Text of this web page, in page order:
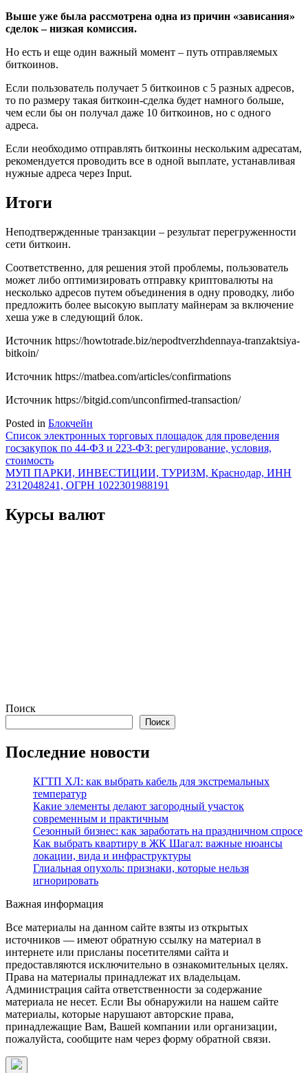
Выше уже была рассмотрена одна из причин «зависания»
сделок – низкая комиссия.
Но есть и еще один важный момент – путь отправляемых
биткоинов.
Если пользователь получает 5 биткоинов с 5 разных адресов,
то по размеру такая биткоин-сделка будет намного больше,
чем если бы он получал даже 10 биткоинов, но с одного
адреса.
Если необходимо отправлять биткоины нескольким адресатам,
рекомендуется проводить все в одной выплате, устанавливая
нужные адреса через Input.
Итоги
Неподтвержденные транзакции – результат перегруженности
сети биткоин.
Соответственно, для решения этой проблемы, пользователь
может либо оптимизировать отправку криптовалюты на
несколько адресов путем объединения в одну проводку, либо
предложить более высокую выплату майнерам за включение
хеша уже в следующий блок.
Источник https://howtotrade.biz/nepodtverzhdennaya-tranzaktsiya-
bitkoin/
Источник https://matbea.com/articles/confirmations
Источник https://bitgid.com/unconfirmed-transaction/
Posted in Блокчейн
Навигация
по
записям
Список электронных торговых площадок для проведения
госзакупок по 44-ФЗ и 223-ФЗ: регулирование, условия,
стоимость
МУП ПАРКИ, ИНВЕСТИЦИИ, ТУРИЗМ, Краснодар, ИНН
2312048241, ОГРН 1022301988191
Курсы валют
Поиск
Поиск
Последние новости
КГТП ХЛ: как выбрать кабель для экстремальных
температур
Какие элементы делают загородный участок
современным и практичным
Сезонный бизнес: как заработать на праздничном спросе
Как выбрать квартиру в ЖК Шагал: важные нюансы
локации, вида и инфраструктуры
Глиальная опухоль: признаки, которые нельзя
игнорировать
Важная информация
Все материалы на данном сайте взяты из открытых
источников — имеют обратную ссылку на материал в
интернете или присланы посетителями сайта и
предоставляются исключительно в ознакомительных целях.
Права на материалы принадлежат их владельцам.
Администрация сайта ответственности за содержание
материала не несет. Если Вы обнаружили на нашем сайте
материалы, которые нарушают авторские права,
принадлежащие Вам, Вашей компании или организации,
пожалуйста, сообщите нам через форму обратной связи.